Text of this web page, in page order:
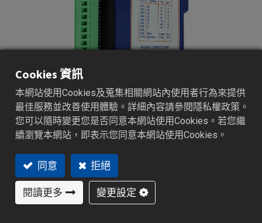
I/O 模組 | 資料收集及傳送 IO模組
IO-4RO
Cookies 資訊
本網站使用Cookies及蒐集相關網站內使用者行為來提供
最佳服務並改善使用體驗。詳細內容請參閱隱私權政策。
您可以隨時變更您是否同意本網站使用Cookies。若您繼
續瀏覽本網站，即表示您同意本網站使用Cookies。
同意 拒絕
閱讀更多 變更設定